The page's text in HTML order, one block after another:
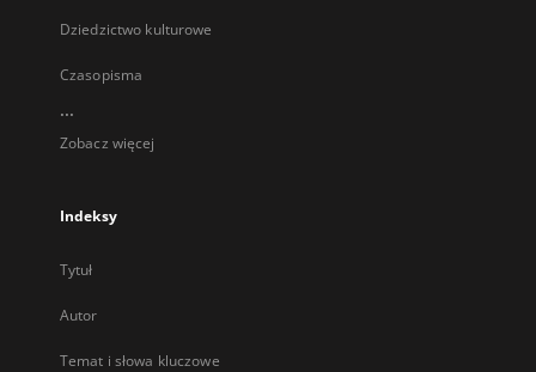
Dziedzictwo kulturowe
Czasopisma
...
Zobacz więcej
Indeksy
Tytuł
Autor
Temat i słowa kluczowe